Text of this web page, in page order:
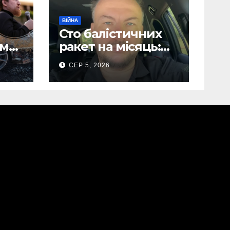
ВІЙНА
Сто балістичних
ракет на місяць:
Сергій “Флеш”
закликав українців
готуватися до
СЕР 5, 2026